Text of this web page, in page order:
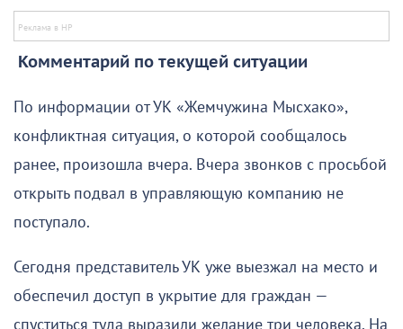
Комментарий по текущей ситуации
По информации от УК «Жемчужина Мысхако»,
конфликтная ситуация, о которой сообщалось
ранее, произошла вчера. Вчера звонков с просьбой
открыть подвал в управляющую компанию не
поступало.
Сегодня представитель УК уже выезжал на место и
обеспечил доступ в укрытие для граждан —
спуститься туда выразили желание три человека. На